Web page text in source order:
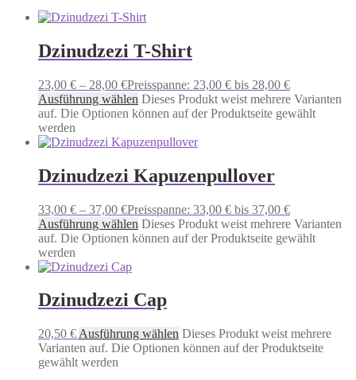
Dzinudzezi T-Shirt
23,00 € – 28,00 €Preisspanne: 23,00 € bis 28,00 €
Ausführung wählen Dieses Produkt weist mehrere Varianten
auf. Die Optionen können auf der Produktseite gewählt
werden
Dzinudzezi Kapuzenpullover
33,00 € – 37,00 €Preisspanne: 33,00 € bis 37,00 €
Ausführung wählen Dieses Produkt weist mehrere Varianten
auf. Die Optionen können auf der Produktseite gewählt
werden
Dzinudzezi Cap
20,50 € Ausführung wählen Dieses Produkt weist mehrere
Varianten auf. Die Optionen können auf der Produktseite
gewählt werden